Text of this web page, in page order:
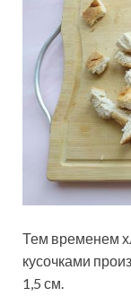
Тем временем
кусочками
1,5 см.